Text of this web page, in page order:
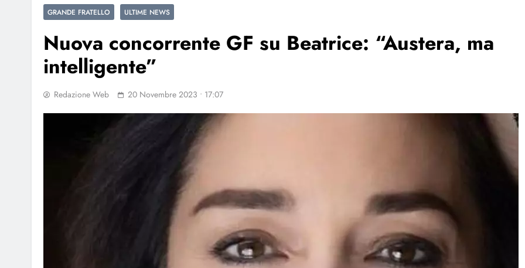
GRANDE FRATELLO ULTIME NEWS
Nuova concorrente GF su Beatrice: “Austera, ma
intelligente”
Redazione Web 20 Novembre 2023 • 17:07